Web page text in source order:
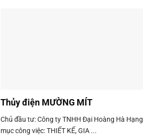
Thủy điện MƯỜNG MÍT
Chủ đầu tư: Công ty TNHH Đại Hoàng Hà Hạng
mục công việc: THIẾT KẾ, GIA ...